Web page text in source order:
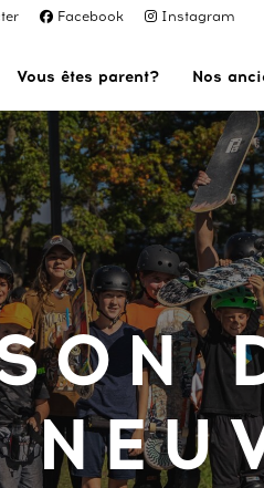
Facebook Instagram
Vous êtes parent? Nos